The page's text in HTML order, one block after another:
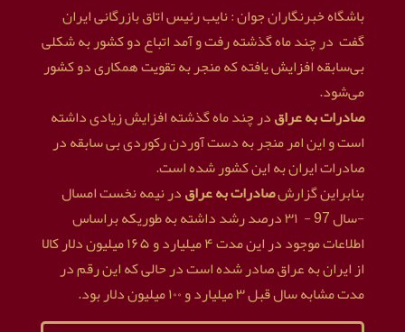
باشگاه خبرنگاران جوان : نایب رئیس اتاق بازرگانی ایران
گفت در چند ماه گذشته رفت و آمد اتباع دو کشور به شکلی
بی‌سابقه افزایش یافته که منجر به تقویت همکاری دو کشور
می‌شود.
صادرات به عراقدر چند ماه گذشته افزایش زیادی داشته
است و این امر منجر به دست آوردن رکوردی بی سابقه در
صادرات ایران به این کشور شده است.
بنابراین گزارشصادرات به عراقدر نیمه نخست امسال
-سال 97 - ۳۱ درصد رشد داشته به طوریکه براساس
اطلاعات موجود در این مدت ۴ میلیارد و ۱۶۵ میلیون دلار کالا
از ایران به عراق صادر شده است در حالی که این رقم در
مدت مشابه سال قبل ۳ میلیارد و ۱۰۰ میلیون دلار بود.